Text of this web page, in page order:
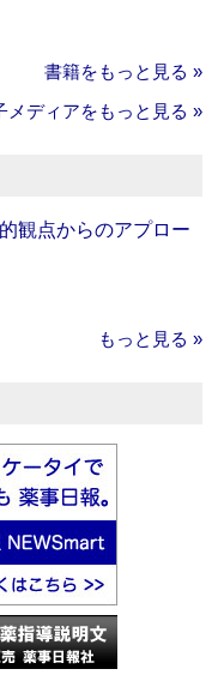
書籍をもっと見る »
メディアをもっと見る »
観点からのアプロー
もっと見る »